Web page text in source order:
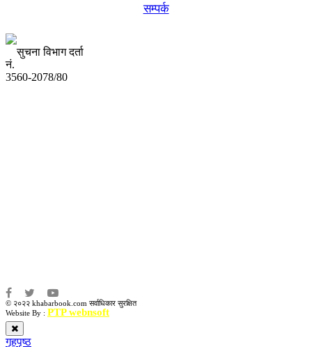
सम्पर्क
सुचना विभाग दर्ता
नं.
3560-2078/80
© २०२२ khabarbook.com सर्वाधिकार सुरक्षित
Website By : PTP webnsoft
गृहपृष्ठ